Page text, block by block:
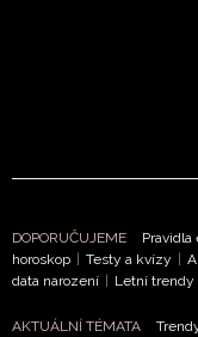
DOPORUČUJEME
horoskop
Testy a kvízy
data narození
Letní trendy
AKTUÁLNÍ TÉMATA